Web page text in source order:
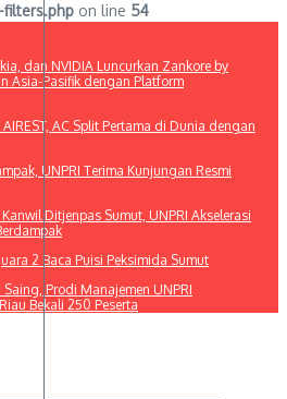
on line 54
dan NVIDIA Luncurkan Zankore by
Asia-Pasifik dengan Platform
AC Split Pertama di Dunia dengan
UNPRI Terima Kunjungan Resmi
Ditjenpas Sumut, UNPRI Akselerasi
2 Baca Puisi Peksimida Sumut
Prodi Manajemen UNPRI
Bekali 250 Peserta